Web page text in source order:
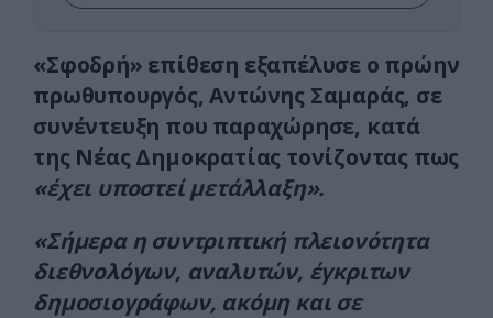
«Σφοδρή» επίθεση εξαπέλυσε ο πρώην
πρωθυπουργός, Αντώνης Σαμαράς, σε
συνέντευξη που παραχώρησε, κατά
της Νέας Δημοκρατίας τονίζοντας πως
«έχει υποστεί μετάλλαξη».
«Σήμερα η συντριπτική πλειονότητα
διεθνολόγων, αναλυτών, έγκριτων
δημοσιογράφων, ακόμη και σε